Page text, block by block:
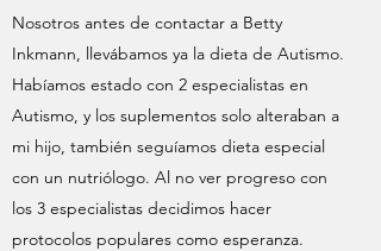
Nosotros antes de contactar a Betty
Inkmann, llevábamos ya la dieta de Autismo.
Habíamos estado con 2 especialistas en
Autismo, y los suplementos solo alteraban a
mi hijo, también seguíamos dieta especial
con un nutriólogo. Al no ver progreso con
los 3 especialistas decidimos hacer
protocolos populares como esperanza.